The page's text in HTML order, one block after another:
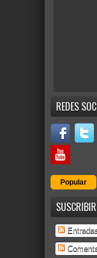
REDES
Popular